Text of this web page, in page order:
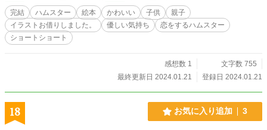
完結 ハムスター 絵本 かわいい 子供
親子
イラストお借りしました。
優しい気持ち
恋をするハムスター
ショートショート
感想数 1
文字数 755
最終更新日 2024.01.21
登録日 2024.01.21
18 お気に入り追加 3